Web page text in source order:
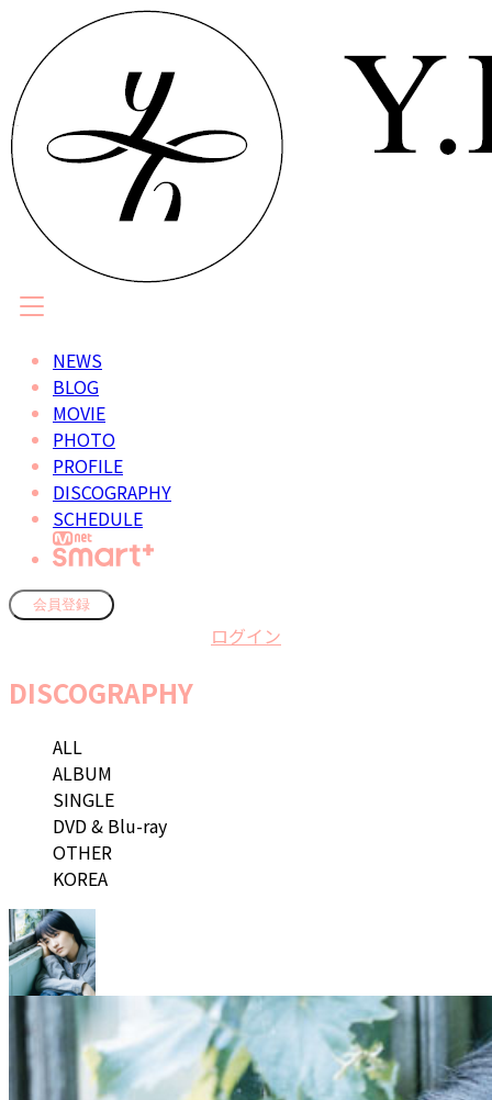
NEWS
BLOG
MOVIE
PHOTO
PROFILE
DISCOGRAPHY
SCHEDULE
会員登録
ログイン
DISCOGRAPHY
ALL
ALBUM
SINGLE
DVD & Blu-ray
OTHER
KOREA